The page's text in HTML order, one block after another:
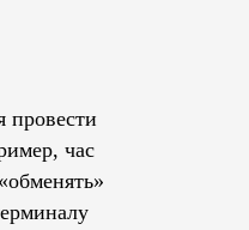
провести
час